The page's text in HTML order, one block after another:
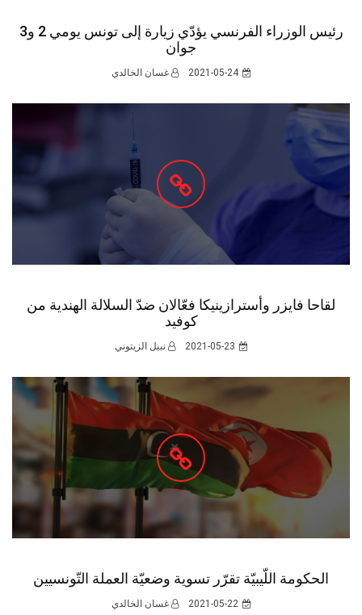
رئيس الوزراء الفرنسي يؤدّي زيارة إلى تونس يومي 2 و3
جوان
2021-05-24 غسان الخالدي
لقاحا فايزر وأسترازينيكا فعّالان ضدّ السلالة الهندية من
كوفيد
2021-05-23 نبيل الزيتوني
الحكومة اللّيبيّة تقرّر تسوية وضعيّة العملة التّونسيين
2021-05-22 غسان الخالدي